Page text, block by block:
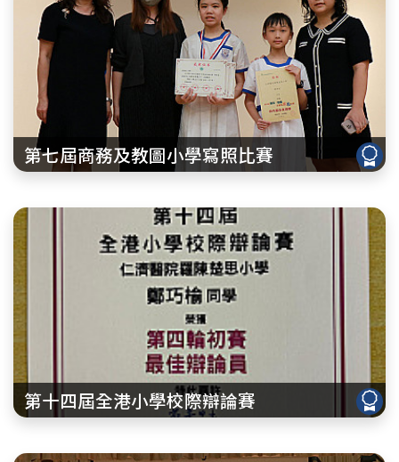
第七屆商務及教圖小學寫照比賽
第十四屆全港小學校際辯論賽